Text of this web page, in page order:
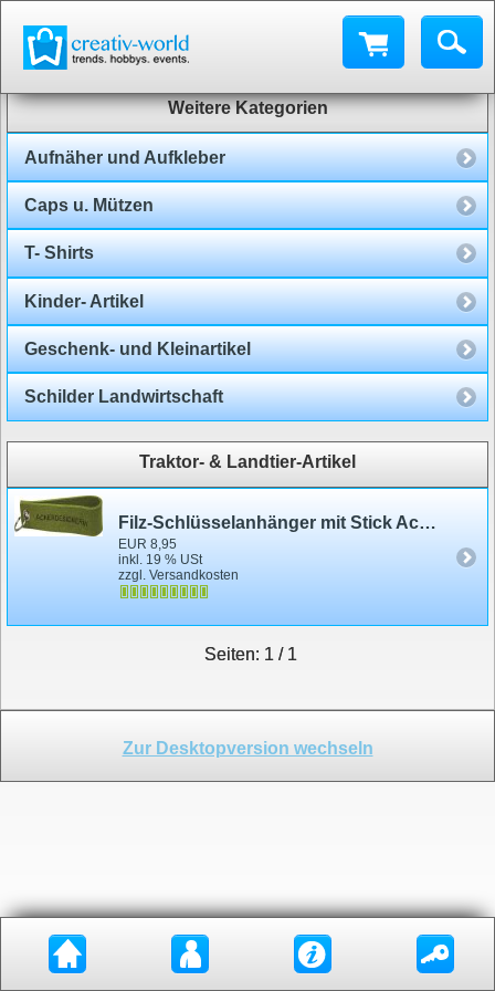
Weitere Kategorien
Aufnäher und Aufkleber
Caps u. Mützen
T- Shirts
Kinder- Artikel
Geschenk- und Kleinartikel
Schilder Landwirtschaft
Traktor- & Landtier-Artikel
Filz-Schlüsselanhänger mit Stick Ackerdesignerin Gr. ca. 17 x 3 cm 141140 grün
EUR 8,95
inkl. 19 % USt
zzgl. Versandkosten
Seiten: 1 / 1
Zur Desktopversion wechseln